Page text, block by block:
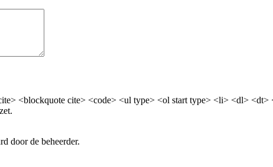
<blockquote cite> <code> <ul type> <ol start type> <li> <dl> <dt>
door de beheerder.